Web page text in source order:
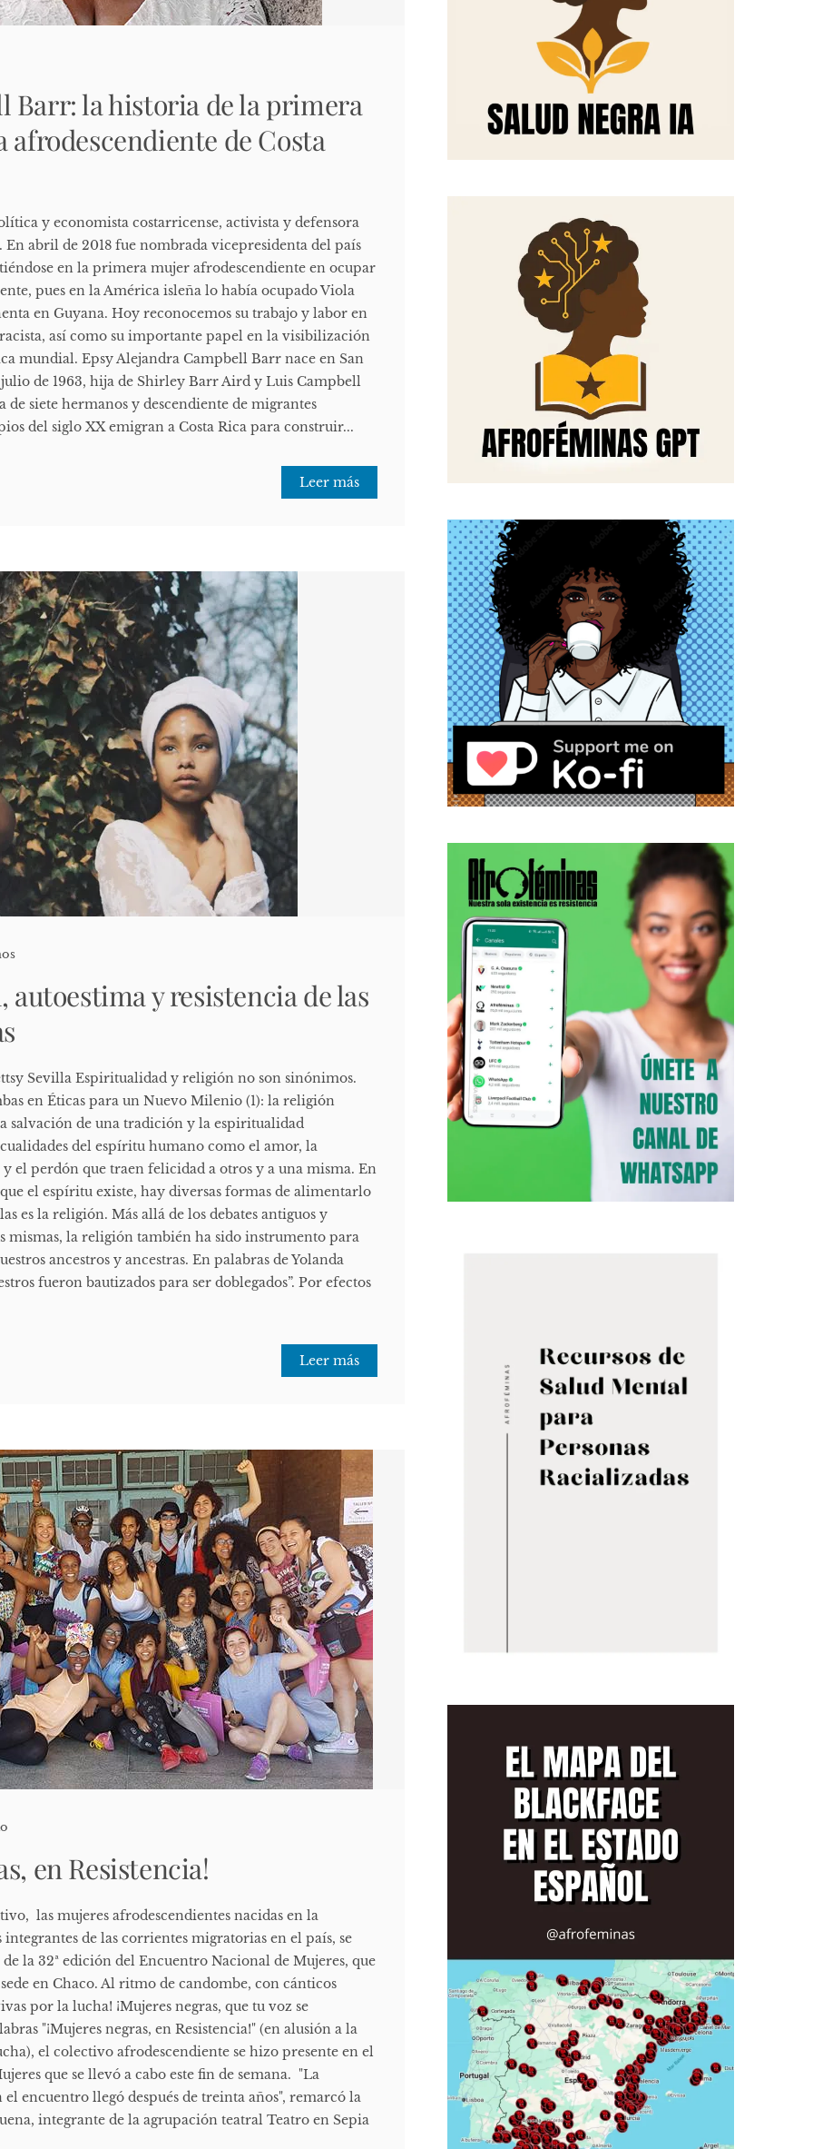
Barr: la historia de la primera
afrodescendiente de Costa
y economista costarricense, activista y defensora
En abril de 2018 fue nombrada vicepresidenta del país
en la primera mujer afrodescendiente en ocupar
pues en la América isleña lo había ocupado Viola
en Guyana. Hoy reconocemos su trabajo y labor en
así como su importante papel en la visibilización
mundial. Epsy Alejandra Campbell Barr nace en San
julio de 1963, hija de Shirley Barr Aird y Luis Campbell
de siete hermanos y descendiente de migrantes
del siglo XX emigran a Costa Rica para construir...
Leer más
y resistencia de las
Sevilla Espiritualidad y religión no son sinónimos.
en Éticas para un Nuevo Milenio (1): la religión
salvación de una tradición y la espiritualidad
del espíritu humano como el amor, la
el perdón que traen felicidad a otros y a una misma. En
el espíritu existe, hay diversas formas de alimentarlo
es la religión. Más allá de los debates antiguos y
mismas, la religión también ha sido instrumento para
ancestros y ancestras. En palabras de Yolanda
fueron bautizados para ser doblegados”. Por efectos
Leer más
en Resistencia!
las mujeres afrodescendientes nacidas en la
de las corrientes migratorias en el país, se
la 32ª edición del Encuentro Nacional de Mujeres, que
en Chaco. Al ritmo de candombe, con cánticos
por la lucha! ¡Mujeres negras, que tu voz se
"¡Mujeres negras, en Resistencia!" (en alusión a la
el colectivo afrodescendiente se hizo presente en el
que se llevó a cabo este fin de semana. "La
encuentro llegó después de treinta años", remarcó la
integrante de la agrupación teatral Teatro en Sepia